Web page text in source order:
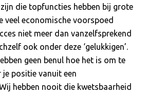
die topfuncties hebben bij grote
veel economische voorspoed
niet meer dan vanzelfsprekend
ook onder deze ‘gelukkigen’.
geen benul hoe het is om te
positie vanuit een
hebben nooit die kwetsbaarheid